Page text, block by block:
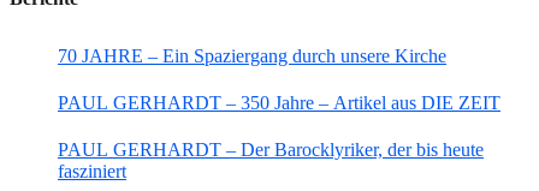
70 JAHRE – Ein Spaziergang durch unsere Kirche
PAUL GERHARDT – 350 Jahre – Artikel aus DIE ZEIT
PAUL GERHARDT – Der Barocklyriker, der bis heute
fasziniert